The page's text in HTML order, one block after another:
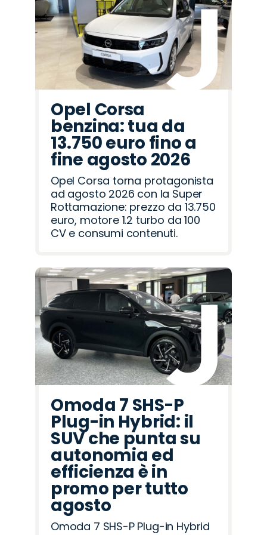
Romeo
Rover
Opel Corsa
benzina: tua da
13.750 euro fino a
fine agosto 2026
Opel Corsa torna protagonista
ad agosto 2026 con la Super
Rottamazione: prezzo da 13.750
euro, motore 1.2 turbo da 100
CV e consumi contenuti.
Omoda 7 SHS-P
Plug-in Hybrid: il
SUV che punta su
autonomia ed
efficienza è in
promo per tutto
agosto
Omoda 7 SHS-P Plug-in Hybrid